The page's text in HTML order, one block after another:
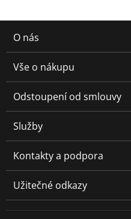
O nás
Vše o nákupu
Odstoupení od smlouvy
Služby
Kontakty a podpora
Užitečné odkazy